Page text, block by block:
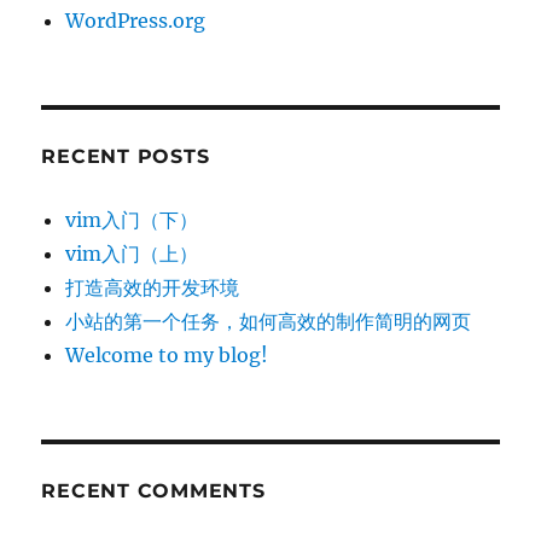
WordPress.org
RECENT POSTS
vim入门（下）
vim入门（上）
打造高效的开发环境
小站的第一个任务，如何高效的制作简明的网页
Welcome to my blog!
RECENT COMMENTS